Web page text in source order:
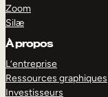
Zoom
Silæ
À propos
L’entreprise
Ressources graphiques
Investisseurs